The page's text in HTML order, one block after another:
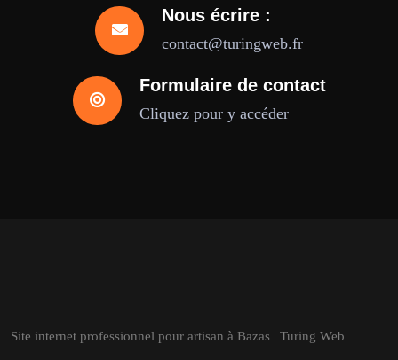
Nous écrire :
contact@turingweb.fr
Formulaire de contact
Cliquez pour y accéder
Site internet professionnel pour artisan à Bazas | Turing Web